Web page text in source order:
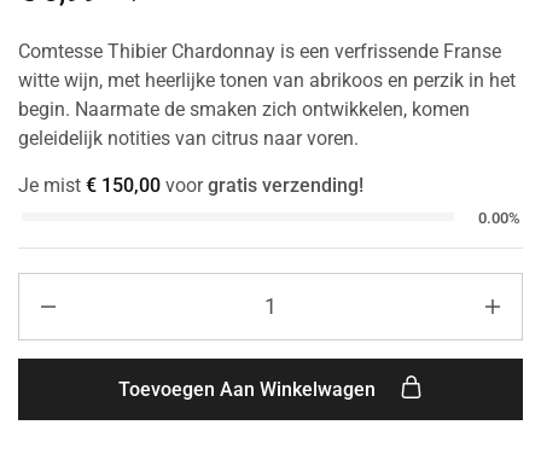
Comtesse Thibier Chardonnay is een verfrissende Franse
witte wijn, met heerlijke tonen van abrikoos en perzik in het
begin. Naarmate de smaken zich ontwikkelen, komen
geleidelijk notities van citrus naar voren.
Je mist € 150,00 voorgratis verzending!
0.00%
Toevoegen Aan Winkelwagen